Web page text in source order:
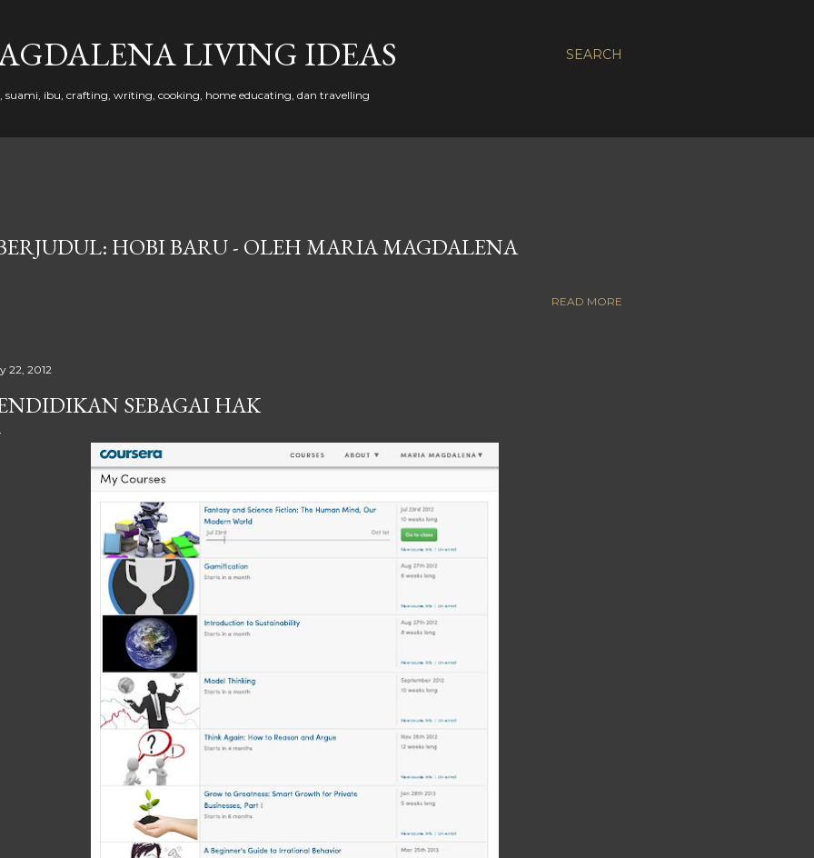
SEARCH
LIVING IDEAS
suami, ibu, crafting, writing, cooking, home educating, dan travelling
HOBI BARU - OLEH MARIA MAGDALENA
READ MORE
22, 2012
SEBAGAI HAK